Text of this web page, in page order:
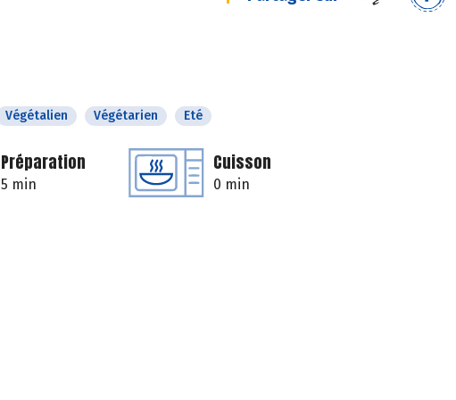
Végétalien Végétarien Eté
Préparation
5 min
Cuisson
0 min